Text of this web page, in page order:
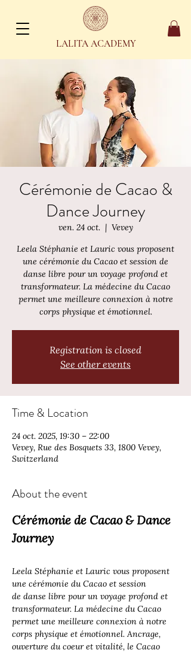
LALITA ACADEMY
Cérémonie de Cacao &
Dance Journey
ven. 24 oct.
  |
Vevey
Leela Stéphanie et Lauric vous proposent
une cérémonie du Cacao et session de
danse libre pour un voyage profond et
transformateur. La médecine du Cacao
permet une meilleure connexion à notre
corps physique et émotionnel.
Registration is closed
See other events
Time & Location
24 oct. 2025, 19:30 – 22:00
Vevey, Rue des Bosquets 33, 1800 Vevey,
Switzerland
About the event
Cérémonie de Cacao & Dance
Journey
Leela Stéphanie et Lauric vous proposent
une cérémonie du Cacao et session
de danse libre pour un voyage profond et
transformateur. La médecine du Cacao
permet une meilleure connexion à notre
corps physique et émotionnel. Ancrage,
ouverture du coeur et vitalité, le Cacao